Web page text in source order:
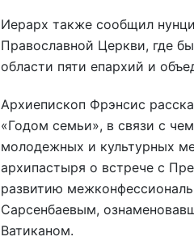
Иерарх также сообщил
Православной Церкви, где
области пяти епархий и
Архиепископ Фрэнсис
«Годом семьи», в связи с
молодежных и культурных
архипастыря о встрече с
развитию
Сарсенбаевым,
Ватиканом.